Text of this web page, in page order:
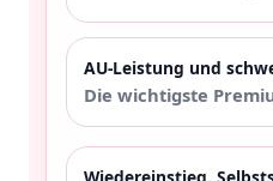
AU-Leistung und
Die wichtigste
Wiedereinstieg,